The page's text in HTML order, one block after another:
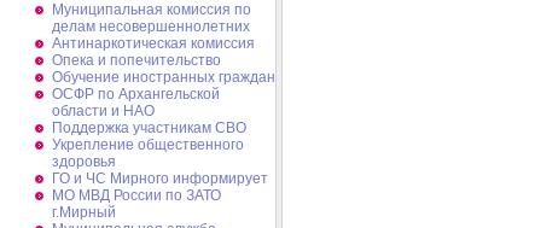
Муниципальная комиссия по
делам несовершеннолетних
Антинаркотическая комиссия
Опека и попечительство
Обучение иностранных граждан
ОСФР по Архангельской
области и НАО
Поддержка участникам СВО
Укрепление общественного
здоровья
ГО и ЧС Мирного информирует
МО МВД России по ЗАТО
г.Мирный